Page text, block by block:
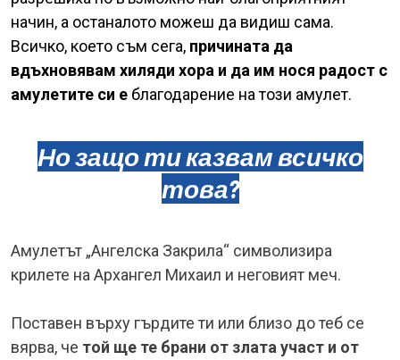
начин, а останалото можеш да видиш сама.
Всичко, което съм сега, причината да
вдъхновявам хиляди хора и да им нося радост с
амулетите си е благодарение на този амулет.
Но защо ти казвам всичко
това?
Амулетът „Ангелска Закрила“ символизира
крилете на Архангел Михаил и неговият меч.
Поставен върху гърдите ти или близо до теб се
вярва, че той ще те брани от злата участ и от